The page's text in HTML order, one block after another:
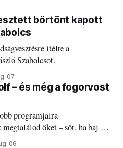
börtönt kapott
ítélte a
Szabolcsot.
07
– és még a fogorvost
programjaira
őket – sőt, ha baj van
is!
06